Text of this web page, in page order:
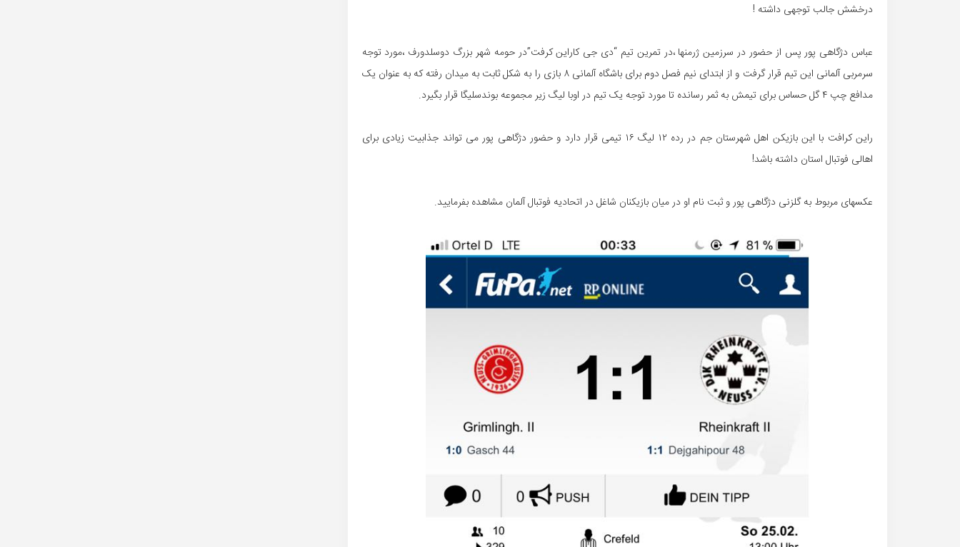
درخشش جالب توجهی داشته !
عباس دژگاهی پور پس از حضور در سرزمین ژرمنها ،در تمرین تیم “دی جی کاراین کرفت”در حومه شهر بزرگ دوسلدورف ،مورد توجه
سرمربی آلمانی این تیم قرار گرفت و از ابتدای نیم فصل دوم برای باشگاه آلمانی ۸ بازی را به شکل ثابت به میدان رفته که به عنوان یک
مدافع چپ ۴ گل حساس برای تیمش به ثمر رسانده تا مورد توجه یک تیم در اوبا لیگ زیر مجموعه بوندسلیگا قرار بگیرد.
راین کرافت با این بازیکن اهل شهرستان جم در رده ۱۲ لیگ ۱۶ تیمی قرار دارد و حضور دژگاهی پور می تواند جذابیت زیادی برای
اهالی فوتبال استان داشته باشد!
عکسهای مربوط به گلزنی دژگاهی پور و ثبت نام او در میان بازیکنان شاغل در اتحادیه فوتبال آلمان مشاهده بفرمایید.